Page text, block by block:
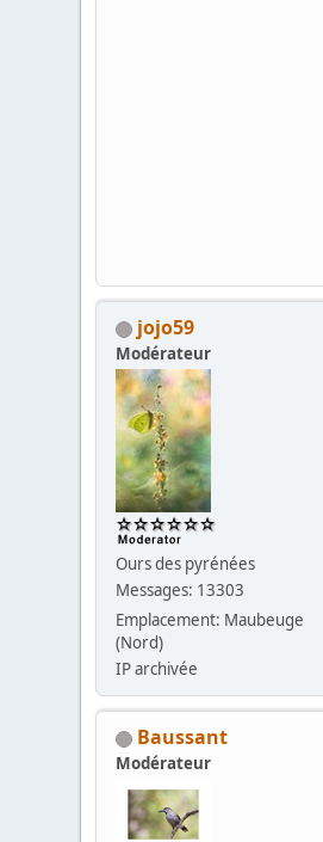
jojo59
Modérateur
Ours des pyrénées
Messages: 13303
Emplacement: Maubeuge
(Nord)
IP archivée
Baussant
Modérateur